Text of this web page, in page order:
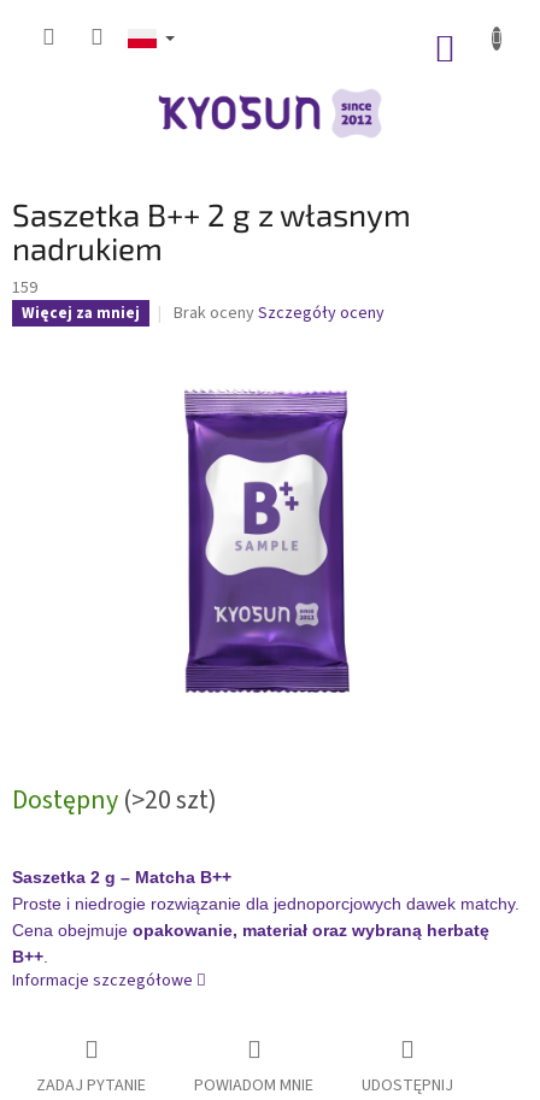
Saszetka B++ 2 g z własnym
nadrukiem
159
Więcej za mniej
Średnia
0,0
na
gwiazdek.
Brak ocenySzczegóły oceny
Dostępny(>20 szt)
Saszetka 2 g – Matcha B++
Proste i niedrogie rozwiązanie dla jednoporcjowych dawek matchy.
Cena obejmuje opakowanie, materiał oraz wybraną herbatę
B++.
Informacje szczegółowe
ZADAJ PYTANIE POWIADOM MNIE UDOSTĘPNIJ